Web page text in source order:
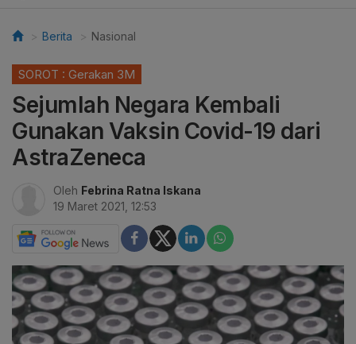
Berita Nasional
SOROT : Gerakan 3M
Sejumlah Negara Kembali
Gunakan Vaksin Covid-19 dari
AstraZeneca
Oleh Febrina Ratna Iskana
19 Maret 2021, 12:53